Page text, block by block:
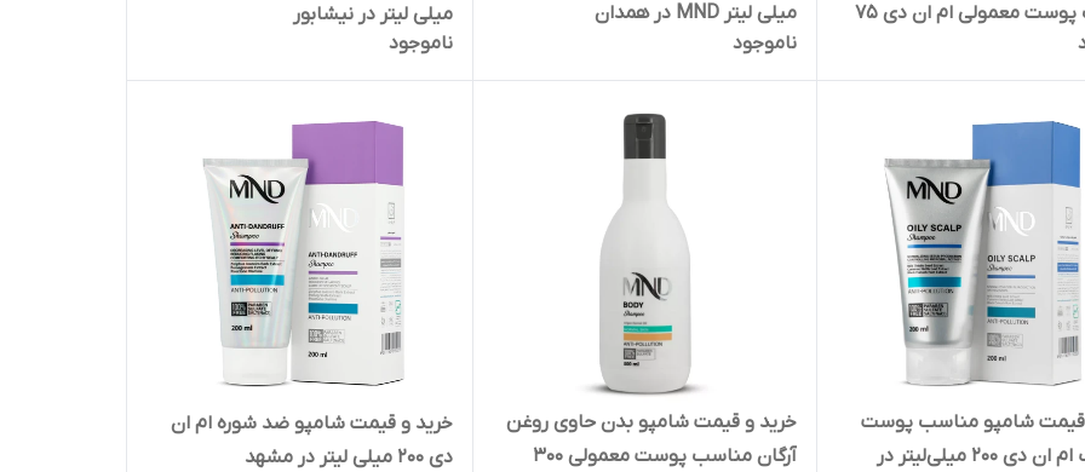
مناسب پوست معمولی ام ان دی 75
در تهران
میلی لیتر MND در همدان
ناموجود
میلی لیتر در نیشابور
ناموجود
قیمت شامپو مناسب پوست
سر چرب ام ان دی 200 میلی‌لیتر در
خرید و قیمت شامپو بدن حاوی روغن
آرگان مناسب پوست معمولی 300
خرید و قیمت شامپو ضد شوره ام ان
دی 200 میلی لیتر در مشهد